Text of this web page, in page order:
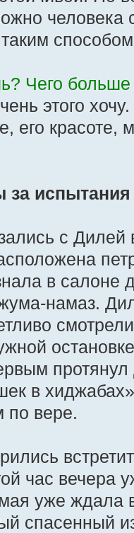
таким
Чего больше
этого
его красоте,
за испытания
с Дилей
в салоне
намаз.
протянул
в
по вере.
час вечера
уже ждала
спасенный